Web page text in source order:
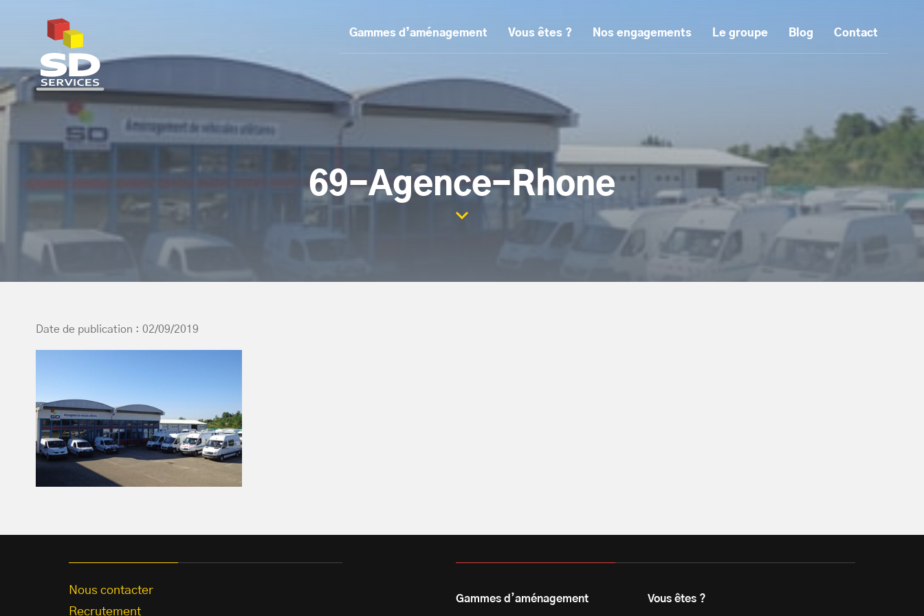
SD Services
Gammes d’aménagement Vous êtes ? Nos engagements Le groupe Blog Contact
69-Agence-Rhone
Scroller la page vers le contenu principal
Date de publication : 02/09/2019
Nous contacter
Recrutement
Gammes d’aménagement Vous êtes ?